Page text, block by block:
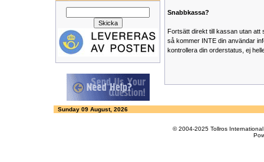
Snabbkassa?
Fortsätt direkt till kassan utan att
så kommer INTE din användar
kontrollera din orderstatus, ej
Sunday 09 August, 2026
© 2004-2025 Tollros